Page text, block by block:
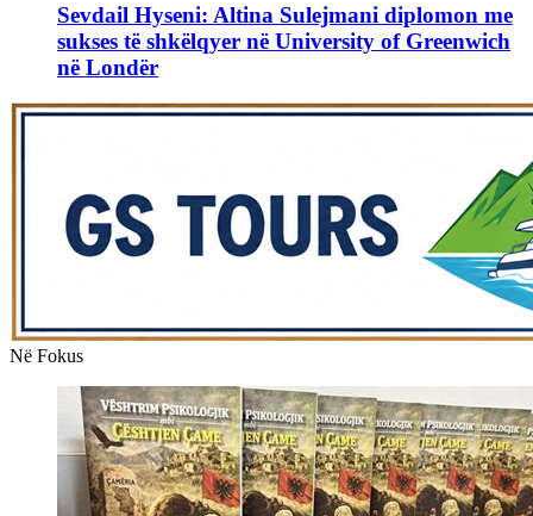
Sevdail Hyseni: Altina Sulejmani diplomon me
sukses të shkëlqyer në University of Greenwich
në Londër
Në Fokus